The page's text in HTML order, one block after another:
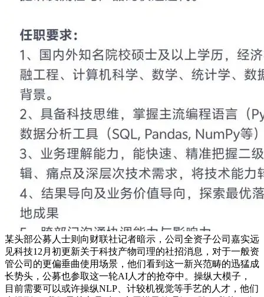
某头部公募人士则向财联社记者暗示，公司全资子公司嘉实远
见科技12月初更新关于科技产物司理的社招消息，对于一般资
管公司的更偏垂曲使用场景，他们看到这一新兴范畴的迅猛成
长势头，公募也参取这一轮AI人才的抢夺中。操纵大模子，
目前需要可以或许操纵NLP、计较机视觉等手艺的人才，他们